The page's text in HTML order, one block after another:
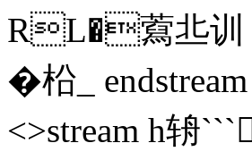
RL�藛丠训
�柗_
<>stream h